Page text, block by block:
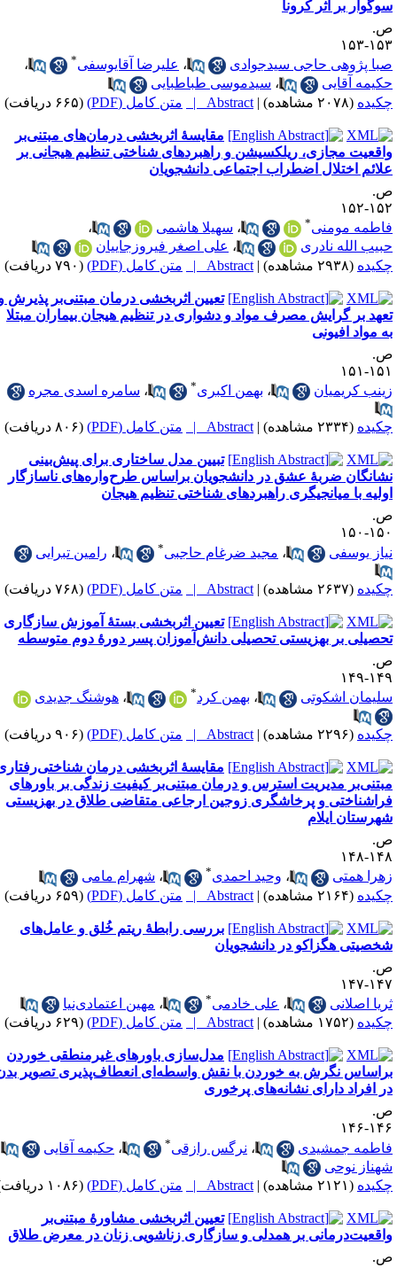
بر اثر کرونا
۱۵۳
پژوهی حاجی سیدجوادی
،علیرضا آقایوسفی
،
آقایی
،سیدموسی طباطبایی
(۲۰۷۸ مشاهده) |
Abstract | متن کامل (PDF) (۶۶۵ دریافت)
مقایسهٔ اثربخشی درمان‌های مبتنی‌بر
مجازی، ریلکسیشن و راهبردهای شناختی تنظیم هیجانی بر
اختلال اضطراب اجتماعی دانشجویان
۱۵۲
مومنی
،سهیلا هاشمی
،
الله نادری
،علی اصغر فیروزجاییان
(۲۹۳۸ مشاهده) |
Abstract | متن کامل (PDF) (۷۹۰ دریافت)
تعیین اثربخشی درمان مبتنی‌بر پذیرش و
بر گرایش مصرف مواد و دشواری در تنظیم هیجان بیماران مبتلا
مواد افیونی
۱۵۱
کریمیان
،بهمن اکبری ،سامره اسدی مجره
(۲۳۳۴ مشاهده) |
Abstract | متن کامل (PDF) (۸۰۶ دریافت)
تبیین مدل ساختاری برای پیش‌بینی
ضربهٔ ‌عشق در دانشجویان براساس طرح‌واره‌های ناسازگار
با میانجیگری راهبردهای شناختی تنظیم هیجان
۱۵۰
یوسفی
،مجید ضرغام حاجبی ،رامین تبرایی
(۲۶۳۷ مشاهده) |
Abstract | متن کامل (PDF) (۷۶۸ دریافت)
تعیین اثربخشی بستهٔ آموزش سازگاری
بر بهزیستی تحصیلی دانش‌آموزان پسر دورهٔ دوم متوسطه
۱۴۹
اشکوتی
،بهمن کرد ،هوشنگ جدیدی
(۲۲۹۶ مشاهده) |
Abstract | متن کامل (PDF) (۹۰۶ دریافت)
مقایسهٔ اثربخشی درمان شناختی‌رفتاری
مدیریت استرس و درمان مبتنی‌بر کیفیت زندگی بر باورهای
و پرخاشگری زوجین ارجاعی متقاضی طلاق در بهزیستی
ایلام
۱۴۸
همتی
،وحید احمدی ،شهرام مامی
(۲۱۶۴ مشاهده) |
Abstract | متن کامل (PDF) (۶۵۹ دریافت)
بررسی رابطهٔ ریتم خُلق و عامل‌های
هگزاکو در دانشجویان
۱۴۷
اصلانی
،علی خادمی ،مهین اعتمادی‌نیا
(۱۷۵۲ مشاهده) |
Abstract | متن کامل (PDF) (۶۲۹ دریافت)
مدل‌سازی باورهای غیرمنطقی خوردن
نگرش به خوردن با نقش واسطه‌ای انعطاف‌پذیری تصویر بدن
افراد دارای نشانه‌های پرخوری
۱۴۶
جمشیدی
،نرگس رازقی ،حکیمه آقایی
،
نوحی
(۲۱۲۱ مشاهده) |
Abstract | متن کامل (PDF) (۱۰۸۶ دریافت)
تعیین اثربخشی مشاورهٔ مبتنی‌بر
بر همدلی و سازگاری زناشویی زنان در معرض طلاق